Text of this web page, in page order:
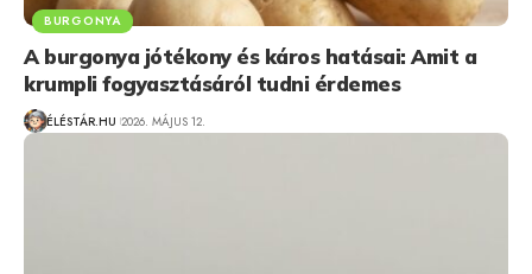
BURGONYA
A burgonya jótékony és káros hatásai: Amit a
krumpli fogyasztásáról tudni érdemes
ÉLÉSTÁR.HU 2026. MÁJUS 12.